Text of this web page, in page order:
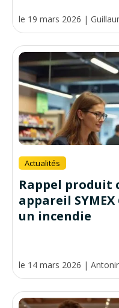
le 19 mars 2026 |
Actualités
Rappel produit
appareil
un incendie
le 14 mars 2026 |